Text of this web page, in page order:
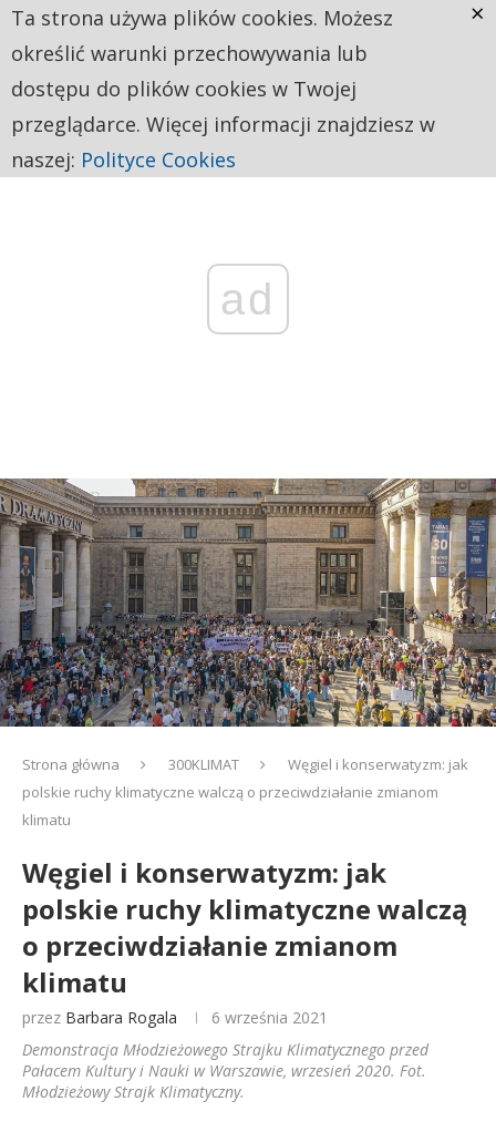
ad
Strona główna 300KLIMAT
Węgiel i konserwatyzm: jak
polskie ruchy klimatyczne walczą o przeciwdziałanie zmianom
klimatu
Węgiel i konserwatyzm: jak
polskie ruchy klimatyczne walczą
o przeciwdziałanie zmianom
klimatu
przez Barbara Rogala
6 września 2021
Demonstracja Młodzieżowego Strajku Klimatycznego przed
Pałacem Kultury i Nauki w Warszawie, wrzesień 2020. Fot.
Młodzieżowy Strajk Klimatyczny.
Ta strona używa plików cookies. Możesz
określić warunki przechowywania lub
dostępu do plików cookies w Twojej
przeglądarce. Więcej informacji znajdziesz w
naszej: Polityce Cookies
×